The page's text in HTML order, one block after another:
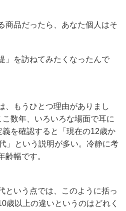
商品だったら、あなた個人はそ
」を訪ねてみたくなったんで
、もうひとつ理由がありまし
数年、いろいろな場面で耳に
を確認すると「現在の12歳か
」という説明が多い。冷静に考
齢幅です。
という点では、このように括っ
歳以上の違いというのはどれく